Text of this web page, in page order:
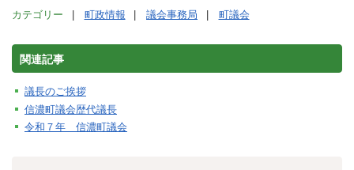
カテゴリー 町政情報 議会事務局 町議会
関連記事
議長のご挨拶
信濃町議会歴代議長
令和７年 信濃町議会